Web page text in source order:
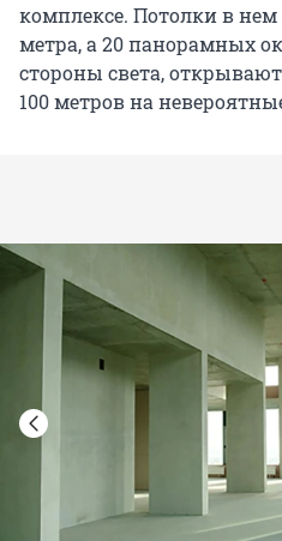
комплексе. Потолки в нем
метра, а 20 панорамных
стороны света,
100 метров на